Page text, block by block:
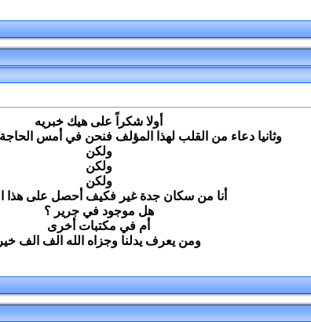
أولا شكراً على هيك خبريه
وثانيا دعاء من القلب لهذا المؤلف فنحن في أمس
ولكن
ولكن
ولكن
أنا من سكان جدة غير فكيف أحصل على هذا
هل موجود في جرير ؟
أم في مكتبات أخرى
ومن يعرف يدلنا وجزاه الله الف الف